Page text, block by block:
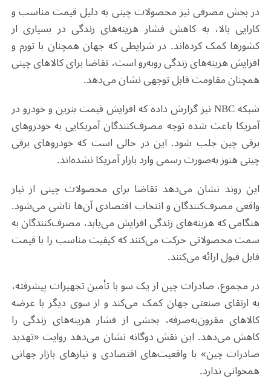
در بخش مصرفی نیز محصولات چینی به دلیل قیمت مناسب و
کارایی بالا، به کاهش فشار هزینه‌های زندگی در بسیاری از
کشورها کمک کرده‌اند. در شرایطی که جهان همچنان با تورم و
افزایش هزینه‌های زندگی روبه‌رو است، تقاضا برای کالاهای چینی
همچنان مقاومت قابل توجهی نشان می‌دهد.
شبکهNBCنیز گزارش داده که افزایش قیمت بنزین و خودرو در
آمریکا باعث شده توجه مصرف‌کنندگان آمریکایی به خودروهای
برقی چین جلب شود. این در حالی است که خودروهای برقی
چینی هنوز به‌صورت رسمی وارد بازار آمریکا نشده‌اند.
این روند نشان می‌دهد تقاضا برای محصولات چینی از نیاز
واقعی مصرف‌کنندگان و انتخاب اقتصادی آن‌ها ناشی می‌شود.
هنگامی که هزینه‌های زندگی افزایش می‌یابد، مصرف‌کنندگان به
سمت محصولاتی حرکت می‌کنند که کیفیت مناسب را با قیمت
قابل قبول ارائه می‌کنند.
در مجموع، صادرات چین از یک سو با تأمین تجهیزات پیشرفته،
به ارتقای صنعتی جهان کمک می‌کند و از سوی دیگر با عرضه
کالاهای مقرون‌به‌صرفه، بخشی از فشار هزینه‌های زندگی را
کاهش می‌دهد. این نقش دوگانه نشان می‌دهد روایت «تهدید
صادرات چین» با واقعیت‌های اقتصادی و نیازهای بازار جهانی
همخوانی ندارد.